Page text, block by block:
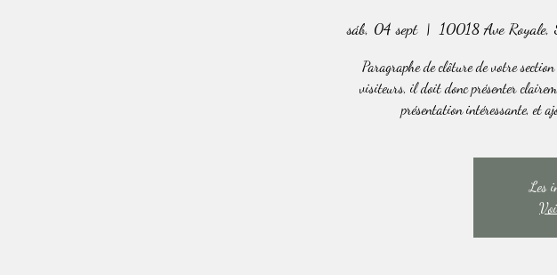
sáb, 04 sept
  |
10018 Ave
Paragraphe de clôture de votre
visiteurs, il doit donc présenter
présentation intéressante, et
Les